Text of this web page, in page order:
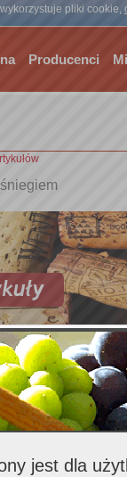
pliki cookie,
Producenci
z 'Let it snow" oraz
sklepów, lada dzień
będziemy wina
na drzewach, ulicach
winiarskich. A jak zima
jest dla